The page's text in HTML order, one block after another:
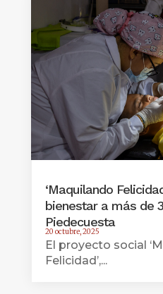
‘Maquilando
bienestar a más de
Piedecuesta
20 octubre, 2025
El proyecto social
Felicidad’,...